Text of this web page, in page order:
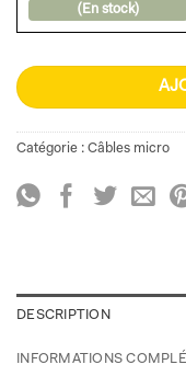
(En stock)
Catégorie : Câbles micro
DESCRIPTION
INFORMATIONS